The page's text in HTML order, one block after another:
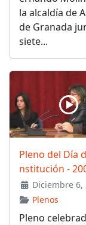
la alcaldía de
de Granada
siete...
Pleno del Día
nstitución -
Diciembre 6,
Plenos
Pleno